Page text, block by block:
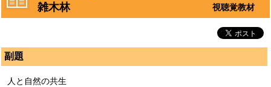
雑木林 視聴覚教材
副題
人と自然の共生